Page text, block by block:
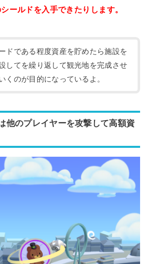
ールドを入手できたりします。
ドである程度資産を貯めたら施設を
してを繰り返して観光地を完成させ
くのが目的になっているよ。
他のプレイヤーを攻撃して高額資